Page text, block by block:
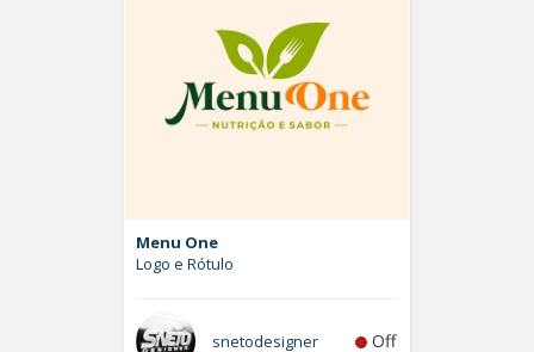
Menu One
Logo e Rótulo
snetodesigner Off